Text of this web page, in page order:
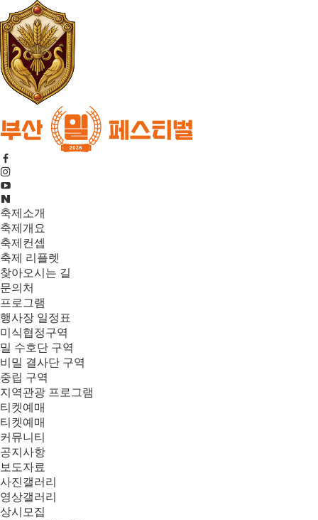
축제소개
축제개요
축제컨셉
축제 리플렛
찾아오시는 길
문의처
프로그램
행사장 일정표
미식협정구역
밀 수호단 구역
비밀 결사단 구역
중립 구역
지역관광 프로그램
티켓예매
티켓예매
커뮤니티
공지사항
보도자료
사진갤러리
영상갤러리
상시모집